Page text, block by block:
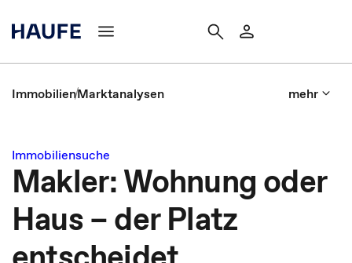
ImmobilienMarktanalysen mehr
Immobiliensuche
Makler: Wohnung oder
Haus – der Platz